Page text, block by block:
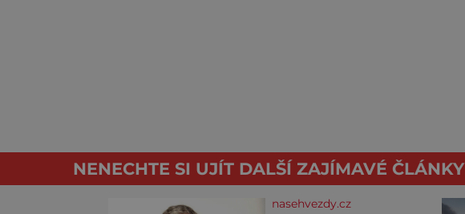
NENECHTE SI UJÍT DALŠÍ ZAJÍMAVÉ ČLÁNKY
nasehvezdy.cz